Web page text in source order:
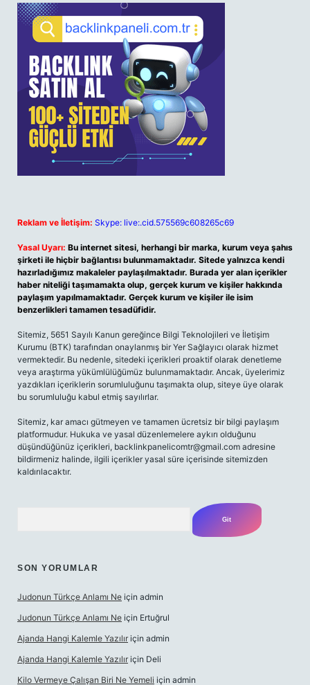
Reklam ve İletişim: Skype: live:.cid.575569c608265c69
Yasal Uyarı: Bu internet sitesi, herhangi bir marka, kurum veya şahıs
şirketi ile hiçbir bağlantısı bulunmamaktadır. Sitede yalnızca kendi
hazırladığımız makaleler paylaşılmaktadır. Burada yer alan içerikler
haber niteliği taşımamakta olup, gerçek kurum ve kişiler hakkında
paylaşım yapılmamaktadır. Gerçek kurum ve kişiler ile isim
benzerlikleri tamamen tesadüfidir.
Sitemiz, 5651 Sayılı Kanun gereğince Bilgi Teknolojileri ve İletişim
Kurumu (BTK) tarafından onaylanmış bir Yer Sağlayıcı olarak hizmet
vermektedir. Bu nedenle, sitedeki içerikleri proaktif olarak denetleme
veya araştırma yükümlülüğümüz bulunmamaktadır. Ancak, üyelerimiz
yazdıkları içeriklerin sorumluluğunu taşımakta olup, siteye üye olarak
bu sorumluluğu kabul etmiş sayılırlar.
Sitemiz, kar amacı gütmeyen ve tamamen ücretsiz bir bilgi paylaşım
platformudur. Hukuka ve yasal düzenlemelere aykırı olduğunu
düşündüğünüz içerikleri, backlinkpanelicomtr@gmail.com adresine
bildirmeniz halinde, ilgili içerikler yasal süre içerisinde sitemizden
kaldırılacaktır.
SON YORUMLAR
Judonun Türkçe Anlamı Ne için admin
Judonun Türkçe Anlamı Ne için Ertuğrul
Ajanda Hangi Kalemle Yazılır için admin
Ajanda Hangi Kalemle Yazılır için Deli
Kilo Vermeye Çalışan Biri Ne Yemeli için admin